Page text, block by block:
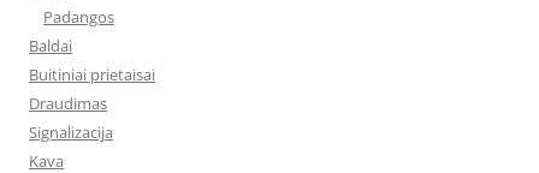
Padangos
Baldai
Buitiniai prietaisai
Draudimas
Signalizacija
Kava